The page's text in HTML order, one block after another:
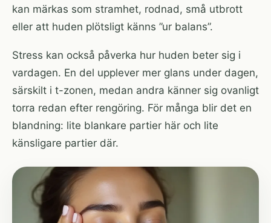
kan märkas som stramhet, rodnad, små utbrott
eller att huden plötsligt känns ”ur balans”.
Stress kan också påverka hur huden beter sig i
vardagen. En del upplever mer glans under dagen,
särskilt i t-zonen, medan andra känner sig ovanligt
torra redan efter rengöring. För många blir det en
blandning: lite blankare partier här och lite
känsligare partier där.